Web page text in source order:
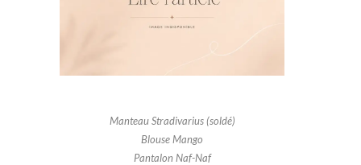
Manteau Stradivarius (soldé)
Blouse Mango
Pantalon Naf-Naf